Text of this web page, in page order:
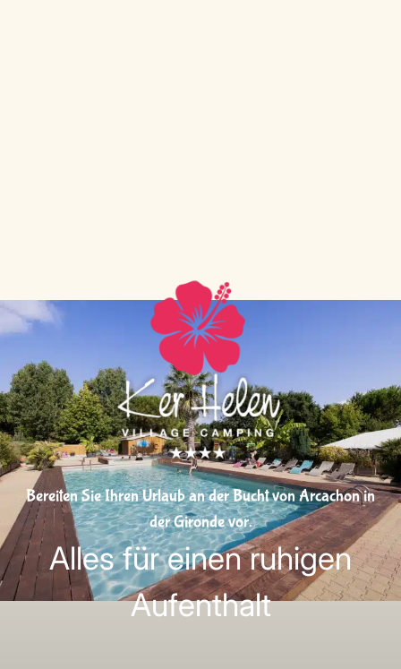
Bereiten Sie Ihren Urlaub an der Bucht von Arcachon in
der Gironde vor.
Alles für einen ruhigen
Aufenthalt